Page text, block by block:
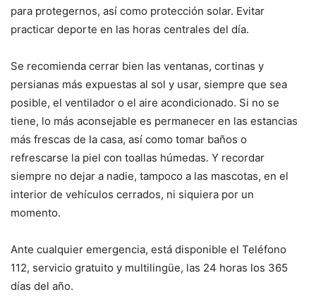
para protegernos, así como protección solar. Evitar
practicar deporte en las horas centrales del día.
Se recomienda cerrar bien las ventanas, cortinas y
persianas más expuestas al sol y usar, siempre que sea
posible, el ventilador o el aire acondicionado. Si no se
tiene, lo más aconsejable es permanecer en las estancias
más frescas de la casa, así como tomar baños o
refrescarse la piel con toallas húmedas. Y recordar
siempre no dejar a nadie, tampoco a las mascotas, en el
interior de vehículos cerrados, ni siquiera por un
momento.
Ante cualquier emergencia, está disponible el Teléfono
112, servicio gratuito y multilingüe, las 24 horas los 365
días del año.